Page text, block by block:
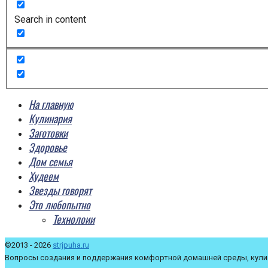
Search in content
На главную
Кулинария
Заготовки
Здоровье
Дом семья
Худеем
Звезды говорят
Это любопытно
Технолоии
©2013 - 2026 strjpuha.ru
Вопросы создания и поддержания комфортной домашней среды,